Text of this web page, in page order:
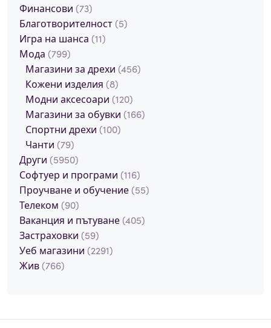
Финансови (73)
Благотворителност (5)
Игра на шанса (11)
Мода (799)
Магазини за дрехи (456)
Кожени изделия (8)
Модни аксесоари (120)
Магазини за обувки (166)
Спортни дрехи (100)
Чанти (79)
Други (5950)
Софтуер и програми (116)
Проучване и обучение (55)
Телеком (90)
Ваканция и пътуване (405)
Застраховки (59)
Уеб магазини (2291)
Жив (766)